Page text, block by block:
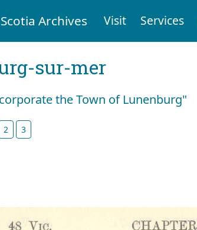
Archives Visit Services
sur-mer
the Town of Lunenburg"
2 3